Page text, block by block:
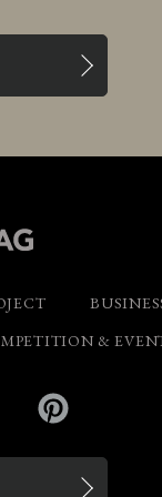
&
Facebook